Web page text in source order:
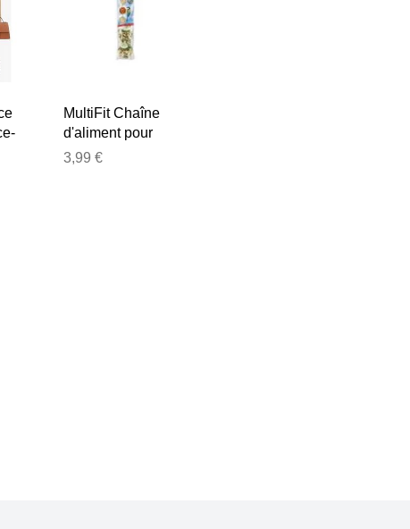
MultiFit Chaîne
d'aliment pour
oiseaux à 8 pièces
3,99 €